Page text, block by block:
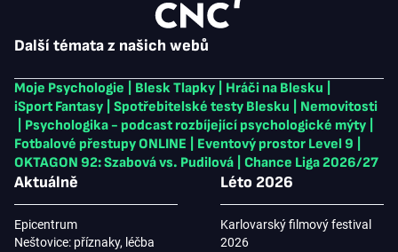
Další témata z našich webů
Moje Psychologie Blesk Tlapky Hráči na Blesku
iSport Fantasy
Spotřebitelské testy Blesku
Nemovitosti
Psychologika - podcast rozbíjející psychologické mýty
Fotbalové přestupy ONLINE
Eventový prostor Level 9
OKTAGON 92: Szabová vs. Pudilová
Chance Liga 2026/27
Aktuálně
Epicentrum
Neštovice: příznaky, léčba
Léto 2026
Karlovarský filmový festival
2026